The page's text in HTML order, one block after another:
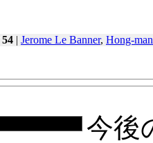
54 | Jerome Le Banner, Hong-
今後